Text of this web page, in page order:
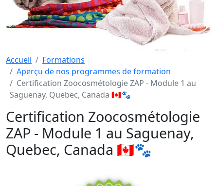
Accueil
Formations
Aperçu de nos programmes de formation
Certification Zoocosmétologie ZAP - Module 1 au
Saguenay, Quebec, Canada 🇨🇦🐾
Certification Zoocosmétologie
ZAP - Module 1 au Saguenay,
Quebec, Canada 🇨🇦🐾